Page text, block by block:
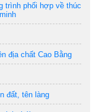
trình phối hợp về thúc
địa chất Cao Bằng
đất, tên làng